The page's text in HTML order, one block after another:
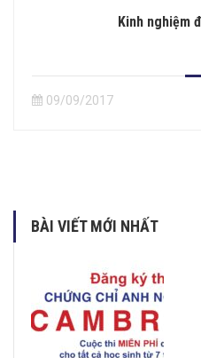
Kinh nghiệm
09/09/2017
BÀI VIẾT MỚI NHẤT